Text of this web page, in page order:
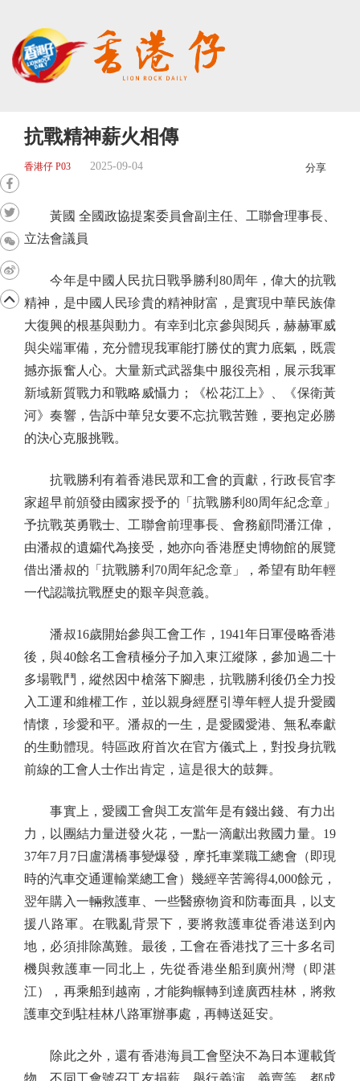
抗戰精神薪火相傳
香港仔 P03 2025-09-04 分享
黃國 全國政協提案委員會副主任、工聯會理事長、
立法會議員
今年是中國人民抗日戰爭勝利80周年，偉大的抗戰
精神，是中國人民珍貴的精神財富，是實現中華民族偉
大復興的根基與動力。有幸到北京參與閱兵，赫赫軍威
與尖端軍備，充分體現我軍能打勝仗的實力底氣，既震
撼亦振奮人心。大量新式武器集中服役亮相，展示我軍
新域新質戰力和戰略威懾力；《松花江上》、《保衛黃
河》奏響，告訴中華兒女要不忘抗戰苦難，要抱定必勝
的決心克服挑戰。
抗戰勝利有着香港民眾和工會的貢獻，行政長官李
家超早前頒發由國家授予的「抗戰勝利80周年紀念章」
予抗戰英勇戰士、工聯會前理事長、會務顧問潘江偉，
由潘叔的遺孀代為接受，她亦向香港歷史博物館的展覽
借出潘叔的「抗戰勝利70周年紀念章」，希望有助年輕
一代認識抗戰歷史的艱辛與意義。
潘叔16歲開始參與工會工作，1941年日軍侵略香港
後，與40餘名工會積極分子加入東江縱隊，參加過二十
多場戰鬥，縱然因中槍落下腳患，抗戰勝利後仍全力投
入工運和維權工作，並以親身經歷引導年輕人提升愛國
情懷，珍愛和平。潘叔的一生，是愛國愛港、無私奉獻
的生動體現。特區政府首次在官方儀式上，對投身抗戰
前線的工會人士作出肯定，這是很大的鼓舞。
事實上，愛國工會與工友當年是有錢出錢、有力出
力，以團結力量迸發火花，一點一滴獻出救國力量。19
37年7月7日盧溝橋事變爆發，摩托車業職工總會（即現
時的汽車交通運輸業總工會）幾經辛苦籌得4,000餘元，
翌年購入一輛救護車、一些醫療物資和防毒面具，以支
援八路軍。在戰亂背景下，要將救護車從香港送到內
地，必須排除萬難。最後，工會在香港找了三十多名司
機與救護車一同北上，先從香港坐船到廣州灣（即湛
江），再乘船到越南，才能夠輾轉到達廣西桂林，將救
護車交到駐桂林八路軍辦事處，再轉送延安。
除此之外，還有香港海員工會堅決不為日本運載貨
物，不同工會號召工友捐薪，舉行義演、義賣等，都成